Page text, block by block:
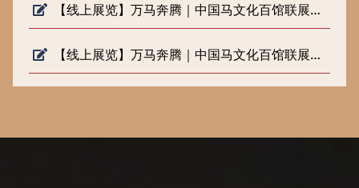
【线上展览】万马奔腾｜中国马文化百馆联展（六）
【线上展览】万马奔腾｜中国马文化百馆联展（五）